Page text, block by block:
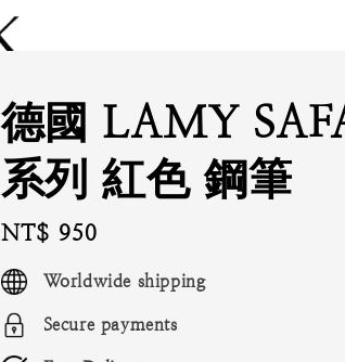
德國 LAMY
系列 紅色 鋼筆
Regular
price
NT$ 950
Worldwide shipping
Secure payments